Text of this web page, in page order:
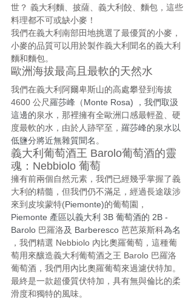
世？ 義大利麵、披薩、義大利餃、麵包，這些
料理都不可或缺小麥！
我們在義大利南部田地挑選了最優質的小麥，
小麥的品質可以用於製作義大利聞名的義大利
麵和麵包。
歐洲海拔最高且最軟的天然水
我們在義大利阿爾卑斯山的高處攀登到海拔
4600 公尺羅莎峰（Monte Rosa) ，我們取汲
這邊的泉水，那裡擁有全歐洲口感最輕盈、硬
度最軟的水，由於人跡罕至， 羅莎峰的泉水以
低鹽分將近無雜質聞名 。
義大利葡萄酒王 Barolo葡萄酒的靈
魂：Nebbiolo 葡萄
擁有前兩個自然元素，我們已經幾乎掌握了義
大利的精髓，但我們仍不滿足，經過長途跋涉
來到皮埃蒙特(Piemonte)的葡萄園，
Piemonte 產區以義大利 3B 葡萄酒的 2B -
Barolo 巴羅洛及 Barberesco 芭芭萊斯科為名
，我們精選 Nebbiolo 內比奧羅葡萄，這種葡
萄用來釀造義大利葡萄酒之王 Barolo 巴羅洛
葡萄酒，我們用內比奧羅葡萄來過濾伏特加。
最終是一款超優質伏特加，具有無與倫比的柔
滑度和獨特的風味。